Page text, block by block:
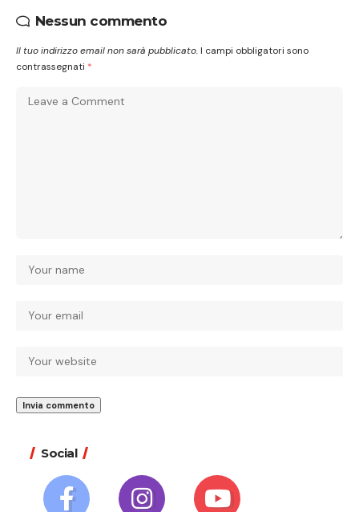
Nessun commento
Il tuo indirizzo email non sarà pubblicato. I campi obbligatori sono
contrassegnati *
Social